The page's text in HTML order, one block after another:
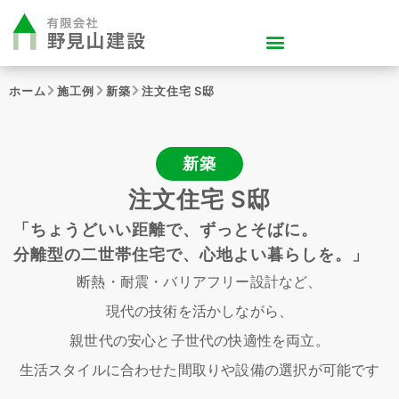
ホーム 施工例 新築 注文住宅 S邸
新築
注文住宅 S邸
「ちょうどいい距離で、ずっとそばに。
分離型の二世帯住宅で、心地よい暮らしを。」
断熱・耐震・バリアフリー設計など、
現代の技術を活かしながら、
親世代の安心と子世代の快適性を両立。
生活スタイルに合わせた間取りや設備の選択が可能です